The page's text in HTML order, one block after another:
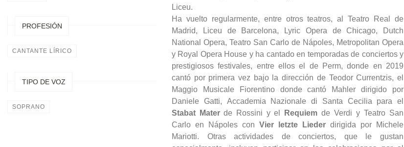
PROFESIÓN
CANTANTE LÍRICO
TIPO DE VOZ
SOPRANO
Liceu.
Ha vuelto regularmente, entre otros teatros, al Teatro Real de
Madrid, Liceu de Barcelona, ​​Lyric Opera de Chicago, Dutch
National Opera, Teatro San Carlo de Nápoles, Metropolitan Opera
y Royal Opera House y ha cantado en temporadas de conciertos y
prestigiosos festivales, entre ellos el de Perm, donde en 2019
cantó por primera vez bajo la dirección de Teodor Currentzis, el
Maggio Musicale Fiorentino donde cantó Mahler dirigido por
Daniele Gatti, Accademia Nazionale di Santa Cecilia para el
Stabat Mater de Rossini y el Requiem de Verdi y Teatro San
Carlo en Nápoles con Vier letzte Lieder dirigida por Michele
Mariotti. Otras actividades de conciertos, que le gustan